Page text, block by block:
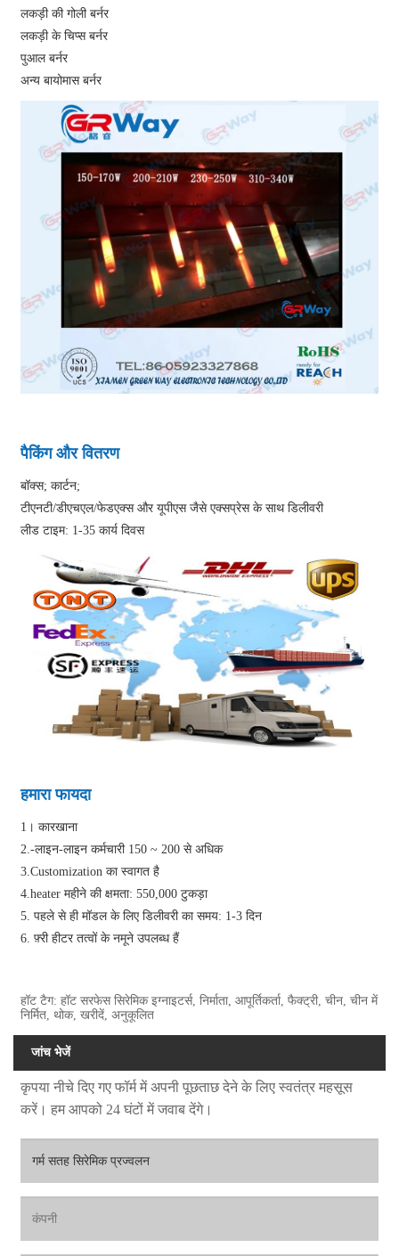
लकड़ी की गोली बर्नर
लकड़ी के चिप्स बर्नर
पुआल बर्नर
अन्य बायोमास बर्नर
पैकिंग और वितरण
बॉक्स; कार्टन;
टीएनटी/डीएचएल/फेडएक्स और यूपीएस जैसे एक्सप्रेस के साथ डिलीवरी
लीड टाइम: 1-35 कार्य दिवस
हमारा फायदा
1। कारखाना
2.-लाइन-लाइन कर्मचारी 150 ~ 200 से अधिक
3.Customization का स्वागत है
4.heater महीने की क्षमता: 550,000 टुकड़ा
5. पहले से ही मॉडल के लिए डिलीवरी का समय: 1-3 दिन
6. फ़्री हीटर तत्वों के नमूने उपलब्ध हैं
हॉट टैग: हॉट सरफेस सिरेमिक इग्नाइटर्स, निर्माता, आपूर्तिकर्ता, फैक्ट्री, चीन, चीन में
निर्मित, थोक, खरीदें, अनुकूलित
जांच भेजें
कृपया नीचे दिए गए फॉर्म में अपनी पूछताछ देने के लिए स्वतंत्र महसूस
करें। हम आपको 24 घंटों में जवाब देंगे।